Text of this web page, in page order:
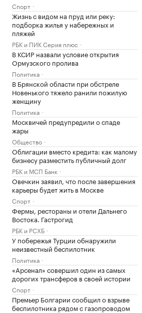
Спорт
Жизнь с видом на пруд или реку:
подборка жилья у набережных и
пляжей
РБК и ПИК Серия плюс
В КСИР назвали условие открытия
Ормузского пролива
Политика
В Брянской области при обстреле
Новенького тяжело ранили пожилую
женщину
Политика
Москвичей предупредили о спаде
жары
Общество
Облигации вместо кредита: как малому
бизнесу разместить публичный долг
РБК и МСП Банк
Овечкин заявил, что после завершения
карьеры будет жить в Москве
Спорт
Фермы, рестораны и отели Дальнего
Востока. Гастрогид
РБК и РСХБ
У побережья Турции обнаружили
неизвестный беспилотник
Политика
«Арсенал» совершил один из самых
дорогих трансферов в своей истории
Спорт
Премьер Болгарии сообщил о взрыве
беспилотника рядом с газопроводом